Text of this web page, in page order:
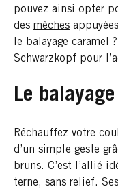
pouvez ainsi opter
des mèches
le balayage caramel
Schwarzkopf pour
Le
Réchauffez votre
d’un simple geste
bruns. C’est l’allié
terne, sans relief.